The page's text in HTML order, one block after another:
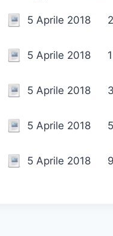
5 Aprile 2018
5 Aprile 2018
5 Aprile 2018
5 Aprile 2018
5 Aprile 2018